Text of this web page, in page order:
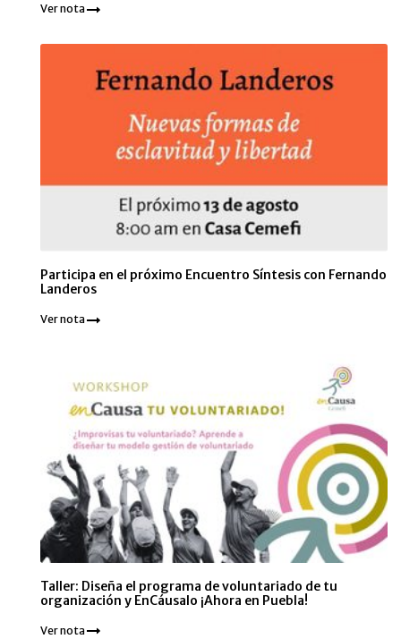
Ver nota
Participa en el próximo Encuentro Síntesis con Fernando
Landeros
Ver nota
Taller: Diseña el programa de voluntariado de tu
organización y EnCáusalo ¡Ahora en Puebla!
Ver nota